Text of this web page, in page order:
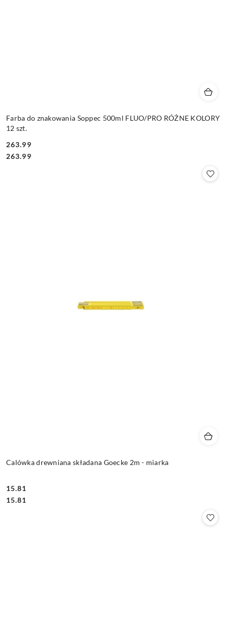
Farba do znakowania Soppec 500ml FLUO/PRO RÓŻNE KOLORY
12 szt.
Cena:
263.99
Cena:
263.99
Calówka drewniana składana Goecke 2m - miarka
Cena:
15.81
Cena:
15.81